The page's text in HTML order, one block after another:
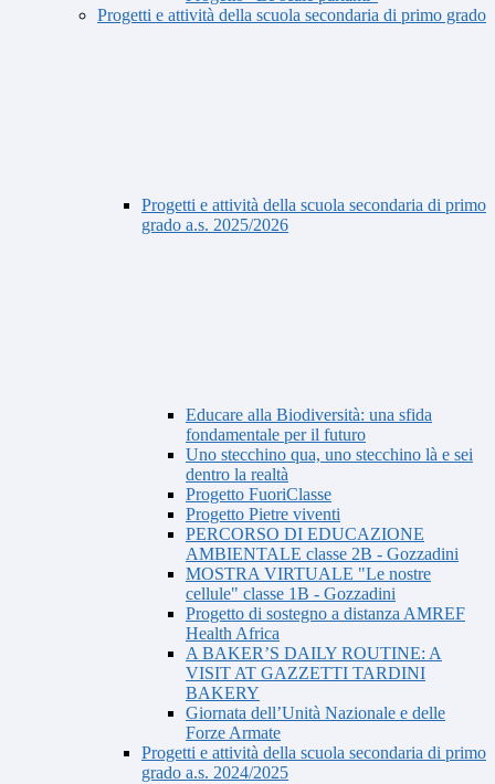
Progetti e attività della scuola secondaria di primo grado
Progetti e attività della scuola secondaria di primo
grado a.s. 2025/2026
Educare alla Biodiversità: una sfida
fondamentale per il futuro
Uno stecchino qua, uno stecchino là e sei
dentro la realtà
Progetto FuoriClasse
Progetto Pietre viventi
PERCORSO DI EDUCAZIONE
AMBIENTALE classe 2B - Gozzadini
MOSTRA VIRTUALE "Le nostre
cellule" classe 1B - Gozzadini
Progetto di sostegno a distanza AMREF
Health Africa
A BAKER’S DAILY ROUTINE: A
VISIT AT GAZZETTI TARDINI
BAKERY
Giornata dell’Unità Nazionale e delle
Forze Armate
Progetti e attività della scuola secondaria di primo
grado a.s. 2024/2025